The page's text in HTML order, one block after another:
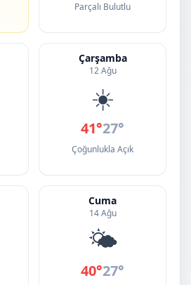
Parçalı Bulutlu
Çarşamba
12 Ağu
☀️
41°27°
Çoğunlukla Açık
Cuma
14 Ağu
🌤️
40°27°